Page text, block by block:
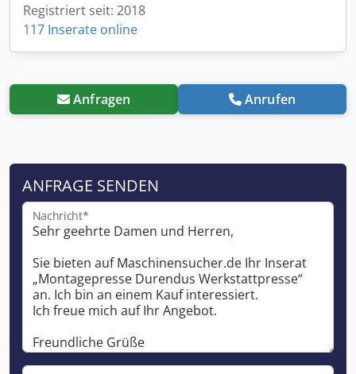
Registriert seit: 2018
117 Inserate online
Anfragen Anrufen
ANFRAGE SENDEN
Nachricht*